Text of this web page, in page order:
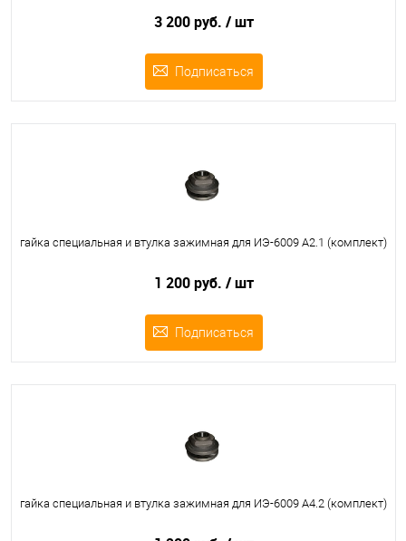
3 200 руб. / шт
Подписаться
гайка специальная и втулка зажимная для ИЭ-6009 А2.1 (комплект)
1 200 руб. / шт
Подписаться
гайка специальная и втулка зажимная для ИЭ-6009 А4.2 (комплект)